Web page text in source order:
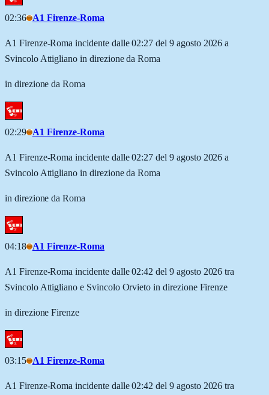
02:36 A1 Firenze-Roma
A1 Firenze-Roma incidente dalle 02:27 del 9 agosto 2026 a
Svincolo Attigliano in direzione da Roma
in direzione da Roma
02:29 A1 Firenze-Roma
A1 Firenze-Roma incidente dalle 02:27 del 9 agosto 2026 a
Svincolo Attigliano in direzione da Roma
in direzione da Roma
04:18 A1 Firenze-Roma
A1 Firenze-Roma incidente dalle 02:42 del 9 agosto 2026 tra
Svincolo Attigliano e Svincolo Orvieto in direzione Firenze
in direzione Firenze
03:15 A1 Firenze-Roma
A1 Firenze-Roma incidente dalle 02:42 del 9 agosto 2026 tra